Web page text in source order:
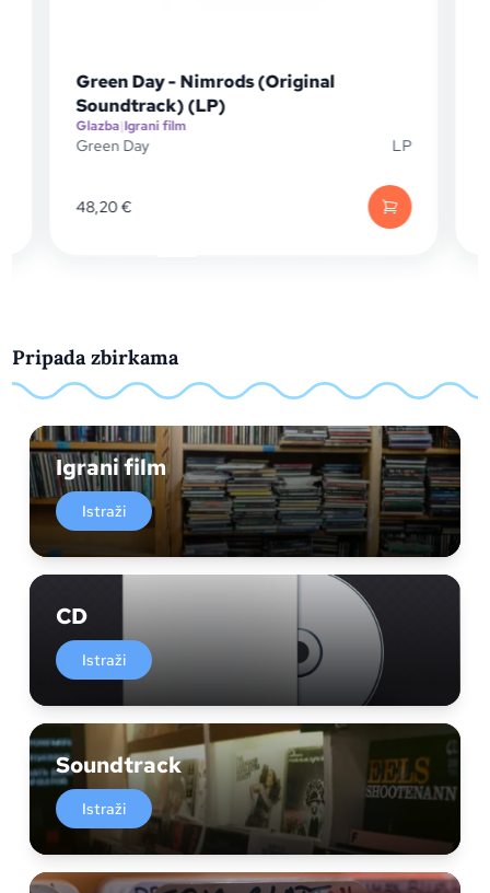
Green Day - Nimrods (Original
Soundtrack) (LP)
Glazba|Igrani film
Green Day LP
48,20€
Pripada zbirkama
Igrani film
Istraži
CD
Istraži
Soundtrack
Istraži